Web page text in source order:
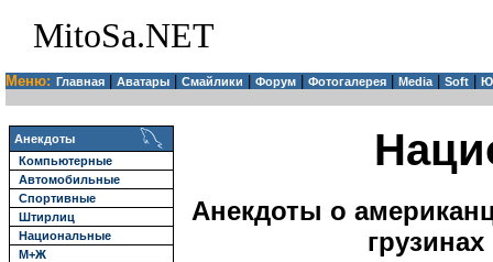
MitoSa.NET
Меню: Главная Аватары Смайлики Форум Фотогалерея Media| Soft
Анекдоты
Компьютерные
Автомобильные
Спортивные
Штирлиц
Национальные
М+Ж
Анекдоты о